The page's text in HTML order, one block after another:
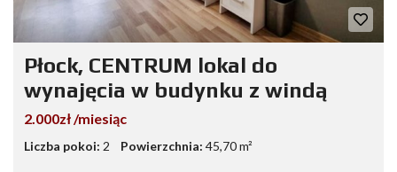
Płock, CENTRUM lokal do
wynajęcia w budynku z windą
2.000zł /miesiąc
Liczba pokoi: 2 Powierzchnia: 45,70 m²